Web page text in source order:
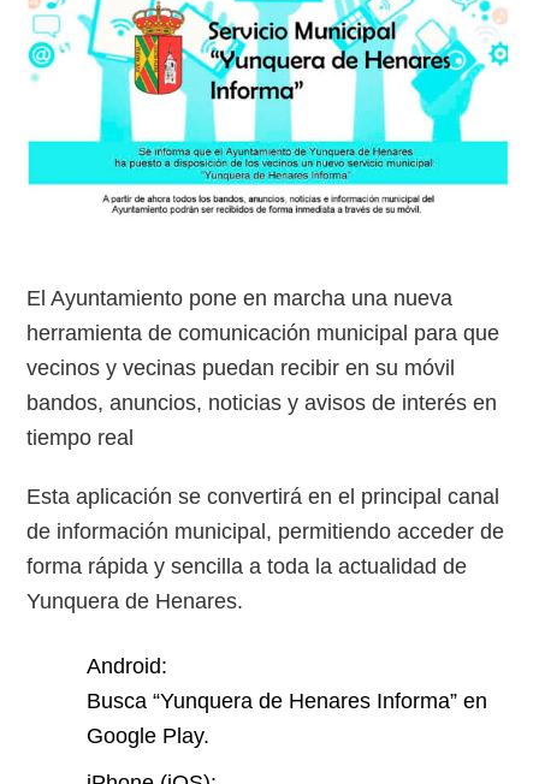
El Ayuntamiento pone en marcha una nueva
herramienta de comunicación municipal para que
vecinos y vecinas puedan recibir en su móvil
bandos, anuncios, noticias y avisos de interés en
tiempo real
Esta aplicación se convertirá en el principal canal
de información municipal, permitiendo acceder de
forma rápida y sencilla a toda la actualidad de
Yunquera de Henares.
Android:
Busca “Yunquera de Henares Informa” en
Google Play.